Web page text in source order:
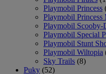
Playmobil Princess
Playmobil Princess
Playmobil Scooby-
Playmobil Special
Playmobil Stunt
Playmobil Wiltopia
Sky Trails (8)
Puky (52)